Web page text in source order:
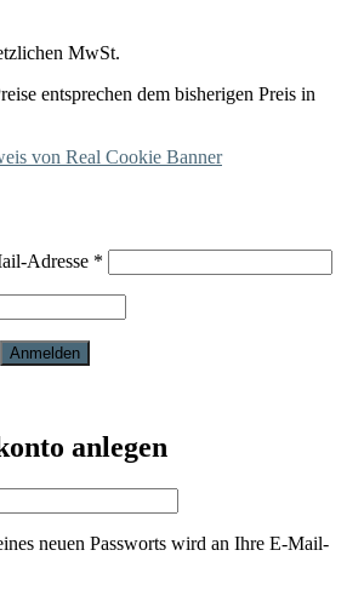
MwSt.
entsprechen dem bisherigen Preis in
von Real Cookie Banner
Adresse *
Anmelden
anlegen
neuen Passworts wird an Ihre E-Mail-